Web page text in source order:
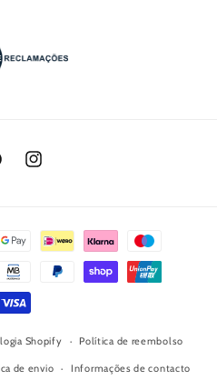
Instagram
Shopify Política de reembolso
de envio Informações de contacto